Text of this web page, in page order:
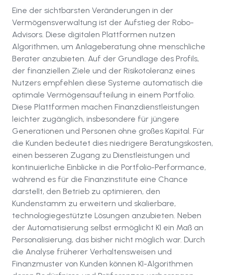
Eine der sichtbarsten Veränderungen in der
Vermögensverwaltung ist der Aufstieg der Robo-
Advisors. Diese digitalen Plattformen nutzen
Algorithmen, um Anlageberatung ohne menschliche
Berater anzubieten. Auf der Grundlage des Profils,
der finanziellen Ziele und der Risikotoleranz eines
Nutzers empfehlen diese Systeme automatisch die
optimale Vermögensaufteilung in einem Portfolio.
Diese Plattformen machen Finanzdienstleistungen
leichter zugänglich, insbesondere für jüngere
Generationen und Personen ohne großes Kapital. Für
die Kunden bedeutet dies niedrigere Beratungskosten,
einen besseren Zugang zu Dienstleistungen und
kontinuierliche Einblicke in die Portfolio-Performance,
während es für die Finanzinstitute eine Chance
darstellt, den Betrieb zu optimieren, den
Kundenstamm zu erweitern und skalierbare,
technologiegestützte Lösungen anzubieten. Neben
der Automatisierung selbst ermöglicht KI ein Maß an
Personalisierung, das bisher nicht möglich war. Durch
die Analyse früherer Verhaltensweisen und
Finanzmuster von Kunden können KI-Algorithmen